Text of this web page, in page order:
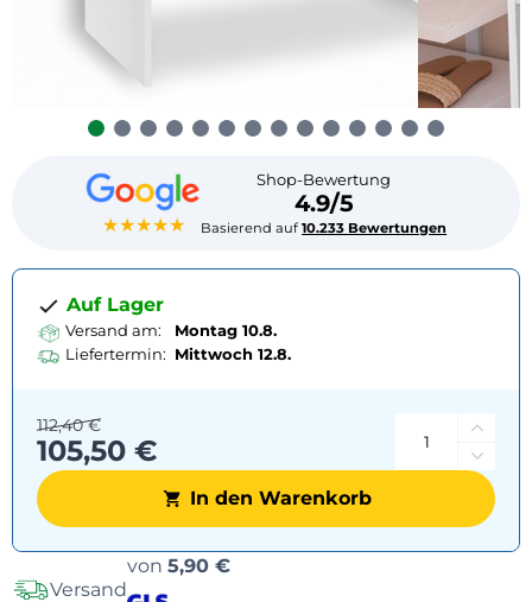
★★★★★
Shop-Bewertung
4.9/5
Basierend auf10.233 Bewertungen
Auf Lager
Versand am:
Montag 10.8.
Liefertermin: Mittwoch 12.8.
105,50 €
112,40 €
In den Warenkorb
Versand
von 5,90 €